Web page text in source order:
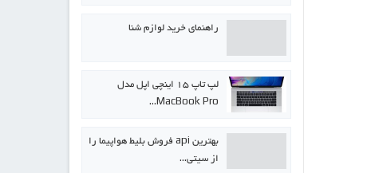
راهنمای خرید لوازم شنا
لپ تاپ ۱۵ اینچی اپل مدل
MacBook Pro…
بهترین api فروش بلیط هواپیما را
از سیتی…